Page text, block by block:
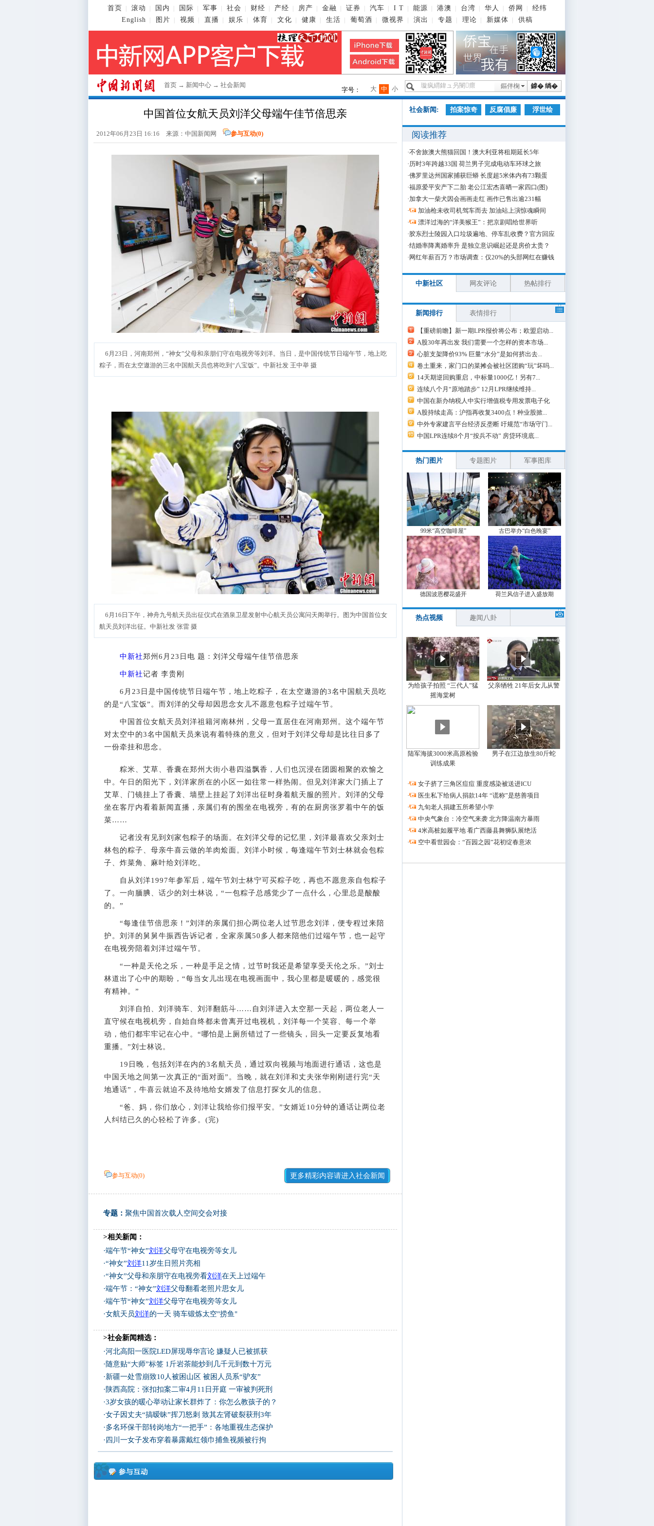
首页 滚动 国内 国际 军事 社会 财经 产经 房产 金融 证券 汽车 I T 能源 港澳 台湾 华人 侨网
经纬
English
图片 视频 直播 娱乐 体育 文化 健康 生活 葡萄酒 微视界 演出 专题 理论 新媒体 供稿
首页 → 新闻中心 → 社会新闻 鎼� 绱�
鏂伴椈
字号： 小
中
大
中国首位女航天员刘洋父母端午佳节倍思亲
2012年06月23日 16:16 来源： 中国新闻网 参与互动(0)
6月23日，河南郑州，“神女”父母和亲朋们守在电视旁等刘洋。当日，是中国传统节日端午节，地上吃
粽子，而在太空遨游的三名中国航天员也将吃到“八宝饭”。中新社发 王中举 摄
6月16日下午，神舟九号航天员出征仪式在酒泉卫星发射中心航天员公寓问天阁举行。图为中国首位女
航天员刘洋出征。中新社发 张雷 摄
中新社郑州6月23日电 题：刘洋父母端午佳节倍思亲
中新社记者 李贵刚
6月23日是中国传统节日端午节，地上吃粽子，在太空遨游的3名中国航天员吃
的是“八宝饭”。而刘洋的父母却因思念女儿不愿意包粽子过端午节。
中国首位女航天员刘洋祖籍河南林州，父母一直居住在河南郑州。这个端午节
对太空中的3名中国航天员来说有着特殊的意义，但对于刘洋父母却是比往日多了
一份牵挂和思念。
粽米、艾草、香囊在郑州大街小巷四溢飘香，人们也沉浸在团圆相聚的欢愉之
中。午日的阳光下，刘洋家所在的小区一如往常一样热闹。但见刘洋家大门插上了
艾草、门镜挂上了香囊、墙壁上挂起了刘洋出征时身着航天服的照片。刘洋的父母
坐在客厅内看着新闻直播，亲属们有的围坐在电视旁，有的在厨房张罗着中午的饭
菜……
记者没有见到刘家包粽子的场面。在刘洋父母的记忆里，刘洋最喜欢父亲刘士
林包的粽子、母亲牛喜云做的羊肉烩面。刘洋小时候，每逢端午节刘士林就会包粽
子、炸菜角、麻叶给刘洋吃。
自从刘洋1997年参军后，端午节刘士林宁可买粽子吃，再也不愿意亲自包粽子
了。一向腼腆、话少的刘士林说，“一包粽子总感觉少了一点什么，心里总是酸酸
的。”
“每逢佳节倍思亲！”刘洋的亲属们担心两位老人过节思念刘洋，便专程过来陪
护。刘洋的舅舅牛振西告诉记者，全家亲属50多人都来陪他们过端午节，也一起守
在电视旁陪着刘洋过端午节。
“一种是天伦之乐，一种是手足之情，过节时我还是希望享受天伦之乐。”刘士
林道出了心中的期盼，“每当女儿出现在电视画面中，我心里都是暖暖的，感觉很
有精神。”
刘洋自拍、刘洋骑车、刘洋翻筋斗……自刘洋进入太空那一天起，两位老人一
直守候在电视机旁，自始自终都未曾离开过电视机，刘洋每一个笑容、每一个举
动，他们都牢牢记在心中。“哪怕是上厕所错过了一些镜头，回头一定要反复地看
重播。”刘士林说。
19日晚，包括刘洋在内的3名航天员，通过双向视频与地面进行通话，这也是
中国天地之间第一次真正的“面对面”。当晚，就在刘洋和丈夫张华刚刚进行完“天
地通话”，牛喜云就迫不及待地给女婿发了信息打探女儿的信息。
“爸、妈，你们放心，刘洋让我给你们报平安。”女婿近10分钟的通话让两位老
人纠结已久的心轻松了许多。(完)
参与互动(0) 更多精彩内容请进入社会新闻
专题： 聚焦中国首次载人空间交会对接
>相关新闻：
·端午节“神女”刘洋父母守在电视旁等女儿
·“神女”刘洋11岁生日照片亮相
·“神女”父母和亲朋守在电视旁看刘洋在天上过端午
·端午节：“神女”刘洋父母翻看老照片思女儿
·端午节“神女”刘洋父母守在电视旁等女儿
·女航天员刘洋的一天 骑车锻炼太空"捞鱼"
>社会新闻精选：
·河北高阳一医院LED屏现辱华言论 嫌疑人已被抓获
·随意贴“大师”标签 1斤岩茶能炒到几千元到数十万元
·新疆一处雪崩致10人被困山区 被困人员系“驴友”
·陕西高院：张扣扣案二审4月11日开庭 一审被判死刑
·3岁女孩的暖心举动让家长群炸了：你怎么教孩子的？
·女子因丈夫“搞暧昧”挥刀怒刺 致其左肾破裂获刑3年
·多名环保干部转岗地方“一把手”：各地重视生态保护
· 四川一女子发布穿着暴露戴红领巾捕鱼视频被行拘
社会新闻: 拍案惊奇 反腐倡廉 浮世绘
阅读推荐
·不舍旅澳大熊猫回国！澳大利亚将租期延长5年
·历时3年跨越33国 荷兰男子完成电动车环球之旅
·佛罗里达州国家捕获巨蟒 长度超5米体内有73颗蛋
·福原爱平安产下二胎 老公江宏杰喜晒一家四口(图)
·加拿大一柴犬因会画画走红 画作已售出逾231幅
·
加油枪未收司机驾车而去 加油站上演惊魂瞬间
·
漂洋过海的“洋美猴王”：把京剧唱给世界听
·胶东烈士陵园入口垃圾遍地、停车乱收费？官方回应
·结婚率降离婚率升 是独立意识崛起还是房价太贵？
· 网红年薪百万？市场调查：仅20%的头部网红在赚钱
中新社区 网友评论 热帖排行
新闻排行 表情排行
【重磅前瞻】新一期LPR报价将公布；欧盟启动...
A股30年再出发 我们需要一个怎样的资本市场...
心脏支架降价93% 巨量“水分”是如何挤出去...
卷土重来，家门口的菜摊会被社区团购“玩”坏吗...
14天期逆回购重启，中标量1000亿！另有7...
连续八个月“原地踏步” 12月LPR继续维持...
中国在新办纳税人中实行增值税专用发票电子化
A股持续走高：沪指再收复3400点！种业股掀...
中外专家建言平台经济反垄断 吁规范“市场守门...
中国LPR连续8个月“按兵不动” 房贷环境底...
热门图片 专题图片 军事图库
99米“高空咖啡屋” 古巴举办“白色晚宴”
德国波恩樱花盛开 荷兰风信子进入盛放期
热点视频 趣闻八卦
为给孩子拍照 “三代人”猛
摇海棠树
父亲牺牲 21年后女儿从警
陆军海拔3000米高原检验
训练成果
男子在江边放生80斤蛇
·
女子挤了三角区痘痘 重度感染被送进ICU
·
医生私下给病人捐款14年 “谎称”是慈善项目
·
九旬老人捐建五所希望小学
·
中央气象台：冷空气来袭 北方降温南方暴雨
·
4米高桩如履平地 看广西藤县舞狮队展绝活
·
空中看世园会：“百园之园”花初绽春意浓